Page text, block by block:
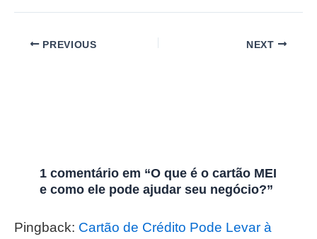
PREVIOUS NEXT
1 comentário em “O que é o cartão MEI
e como ele pode ajudar seu negócio?”
Pingback: Cartão de Crédito Pode Levar à